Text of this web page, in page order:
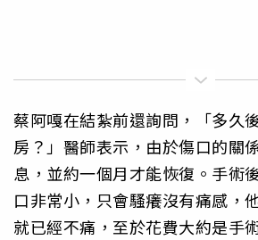
蔡阿嘎在結紮前還詢問，「多久
房？」醫師表示，由於傷口的關
息，並約一個月才能恢復。手術
口非常小，只會騷癢沒有痛感，
就已經不痛，至於花費大約是手